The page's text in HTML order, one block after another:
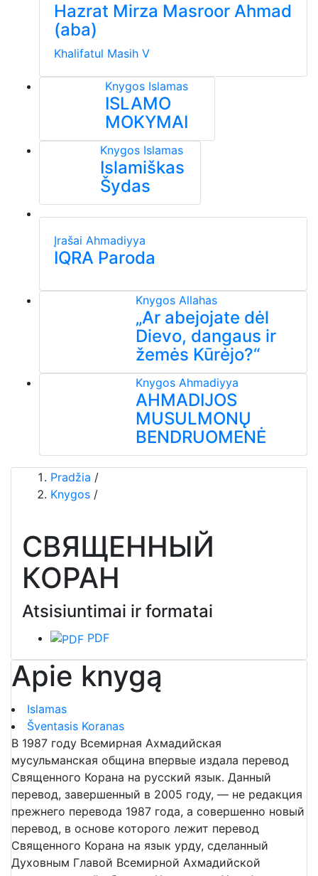
Hazrat Mirza Masroor Ahmad
(aba)
Khalifatul Masih V
Knygos Islamas
ISLAMO
MOKYMAI
Knygos Islamas
Islamiškas
Šydas
Įrašai Ahmadiyya
IQRA Paroda
KnygosAllahas
„Ar abejojate dėl
Dievo, dangaus ir
žemės Kūrėjo?“
KnygosAhmadiyya
AHMADIJOS
MUSULMONŲ
BENDRUOMENĖ
Pradžia /
Knygos /
СВЯЩЕННЫЙ
КОРАН
Atsisiuntimai ir formatai
PDF
Apie knygą
Islamas
Šventasis Koranas
В 1987 году Всемирная Ахмадийская
мусульманская община впервые издала перевод
Священного Корана на русский язык. Данный
перевод, завершенный в 2005 году, — не редакция
прежнего перевода 1987 года, а совершенно новый
перевод, в основе которого лежит перевод
Священного Корана на язык урду, сделанный
Духовным Главой Всемирной Ахмадийской